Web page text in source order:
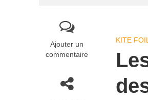
Ajouter un
commentaire
KITE FOIL